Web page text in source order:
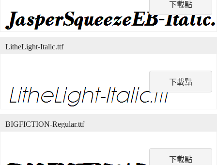
下載點
下載點
LitheLight-Italic.ttf
下載點
BIGFICTION-Regular.ttf